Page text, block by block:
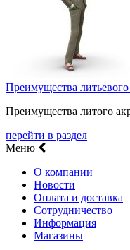
Преимущества
Преимущества литого
перейти в раздел
Меню
О компании
Новости
Оплата и доставка
Сотрудничество
Информация
Магазины